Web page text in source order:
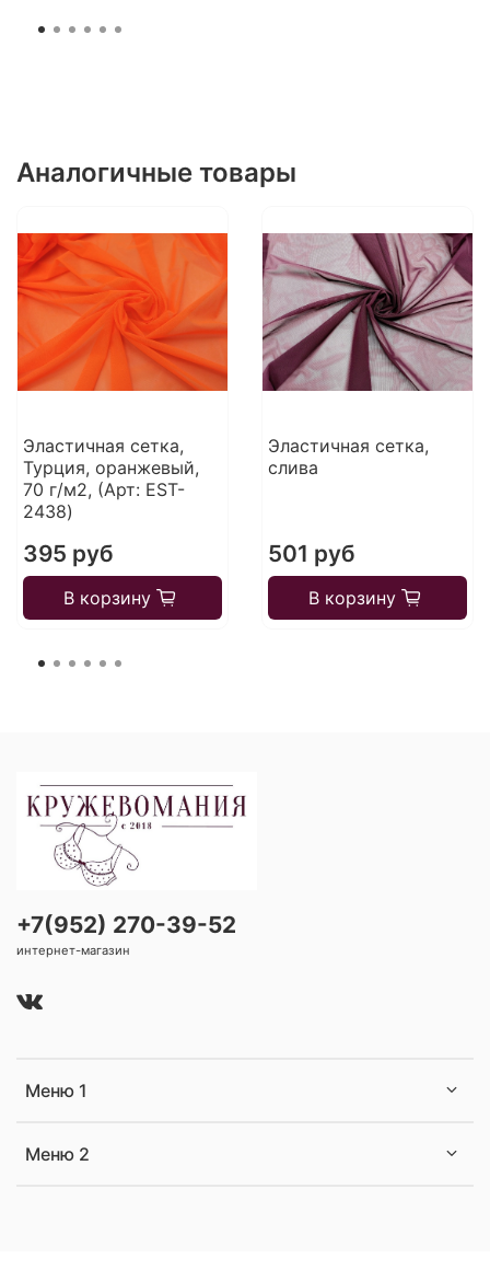
Аналогичные товары
Эластичная сетка,
Турция, оранжевый,
70 г/м2, (Арт: EST-
2438)
395 руб
В корзину
Эластичная сетка,
слива
501 руб
В корзину
Меню 1
Меню 2
+7(952) 270-39-52
интернет-магазин